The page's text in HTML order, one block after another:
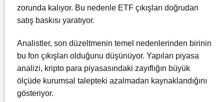
zorunda kalıyor. Bu nedenle ETF çıkışları doğrudan
satış baskısı yaratıyor.
Analistler, son düzeltmenin temel nedenlerinden birinin
bu fon çıkışları olduğunu düşünüyor. Yapılan piyasa
analizi, kripto para piyasasındaki zayıflığın büyük
ölçüde kurumsal talepteki azalmadan kaynaklandığını
gösteriyor.